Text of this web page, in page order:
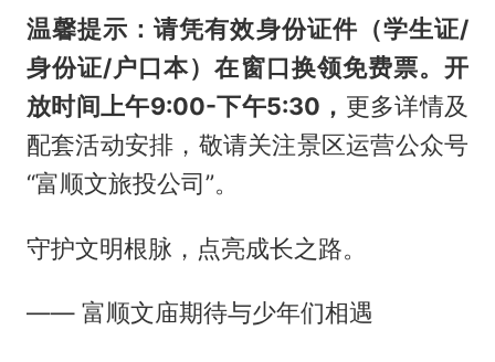
温馨提示：请凭有效身份证件（学生证/
身份证/户口本）在窗口换领免费票。开
放时间上午9:00-下午5:30， 更多详情及
配套活动安排，敬请关注景区运营公众号
“富顺文旅投公司”。
守护文明根脉，点亮成长之路。
—— 富顺文庙期待与少年们相遇